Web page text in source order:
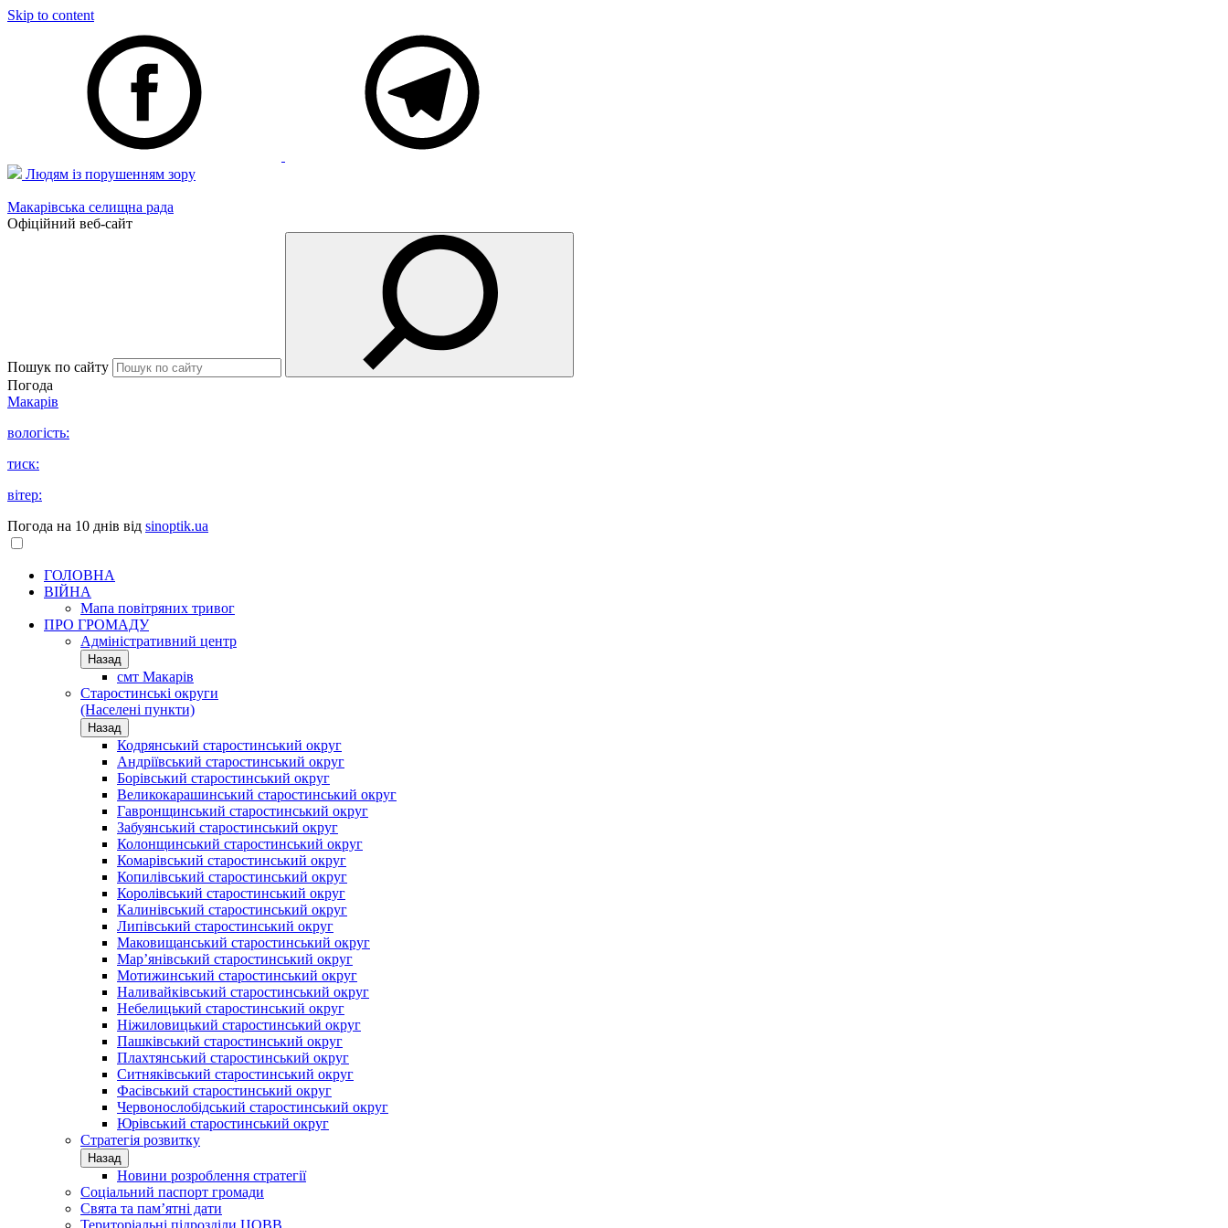
Skip to content
Людям із порушенням зору
Макарівська селищна рада
Офіційний веб-сайт
Пошук по сайту
Погода
Макарів
вологість:
тиск:
вітер:
Погода на 10 днів від sinoptik.ua
ГОЛОВНА
ВІЙНА
Мапа повітряних тривог
ПРО ГРОМАДУ
Aдміністративний центр
Назад
смт Макарів
Старостинські округи
(Населені пункти)
Назад
Кодрянський старостинський округ
Андріївський старостинський округ
Борівський старостинський округ
Великокарашинський старостинський округ
Гавронщинський старостинський округ
Забуянський старостинський округ
Колонщинський старостинський округ
Комарівський старостинський округ
Копилівський старостинський округ
Королівський старостинський округ
Калинівський старостинський округ
Липівський старостинський округ
Маковищанський старостинський округ
Мар’янівський старостинський округ
Мотижинський старостинський округ
Наливайківський старостинський округ
Небелицький старостинський округ
Ніжиловицький старостинський округ
Пашківський старостинський округ
Плахтянський старостинський округ
Ситняківський старостинський округ
Фасівський старостинський округ
Червонослобідський старостинський округ
Юрівський старостинський округ
Стратегія розвитку
Назад
Новини розроблення стратегії
Соціальний паспорт громади
Свята та пам’ятні дати
Територіальні підрозділи ЦОВВ